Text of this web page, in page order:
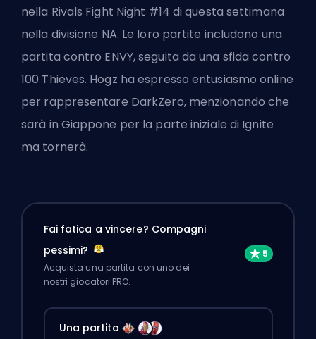
nella Rivals Fight Night #14 di questa settimana
nella divisione NA. Le loro partite includono una
partita contro ENVY, seguita da una sfida contro
100 Thieves. Hogz ha espresso entusiasmo online
per rappresentare DarkZero, menzionando che
sarà in Giappone per la parte iniziale di Ignite
ma tornerà.
Fai fatica a vincere? Compagni
pessimi?
Acquista una partita con uno dei
nostri giocatori PRO.
Una partita